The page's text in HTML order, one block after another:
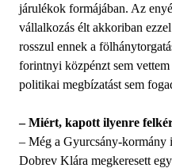
járulékok formájában. Az
vállalkozás élt akkoriban
rosszul ennek a
forintnyi közpénzt sem
politikai megbízatást sem
– Miért, kapott ilyenre
– Még a Gyurcsány-kormány
Dobrev Klára megkeresett